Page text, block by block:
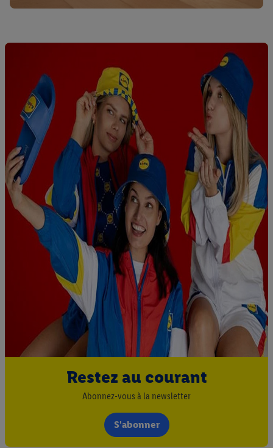
Restez au courant
Abonnez-vous à la newsletter
S'abonner